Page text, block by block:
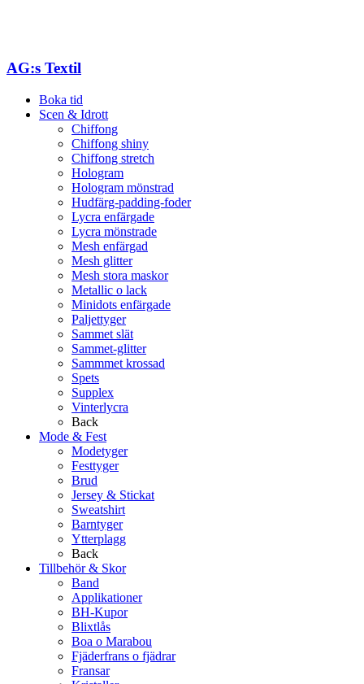
AG:s Textil
Boka tid
Scen & Idrott
Chiffong
Chiffong shiny
Chiffong stretch
Hologram
Hologram mönstrad
Hudfärg-padding-foder
Lycra enfärgade
Lycra mönstrade
Mesh enfärgad
Mesh glitter
Mesh stora maskor
Metallic o lack
Minidots enfärgade
Paljettyger
Sammet slät
Sammet-glitter
Sammmet krossad
Spets
Supplex
Vinterlycra
Back
Mode & Fest
Modetyger
Festtyger
Brud
Jersey & Stickat
Sweatshirt
Barntyger
Ytterplagg
Back
Tillbehör & Skor
Band
Applikationer
BH-Kupor
Blixtlås
Boa o Marabou
Fjäderfrans o fjädrar
Fransar